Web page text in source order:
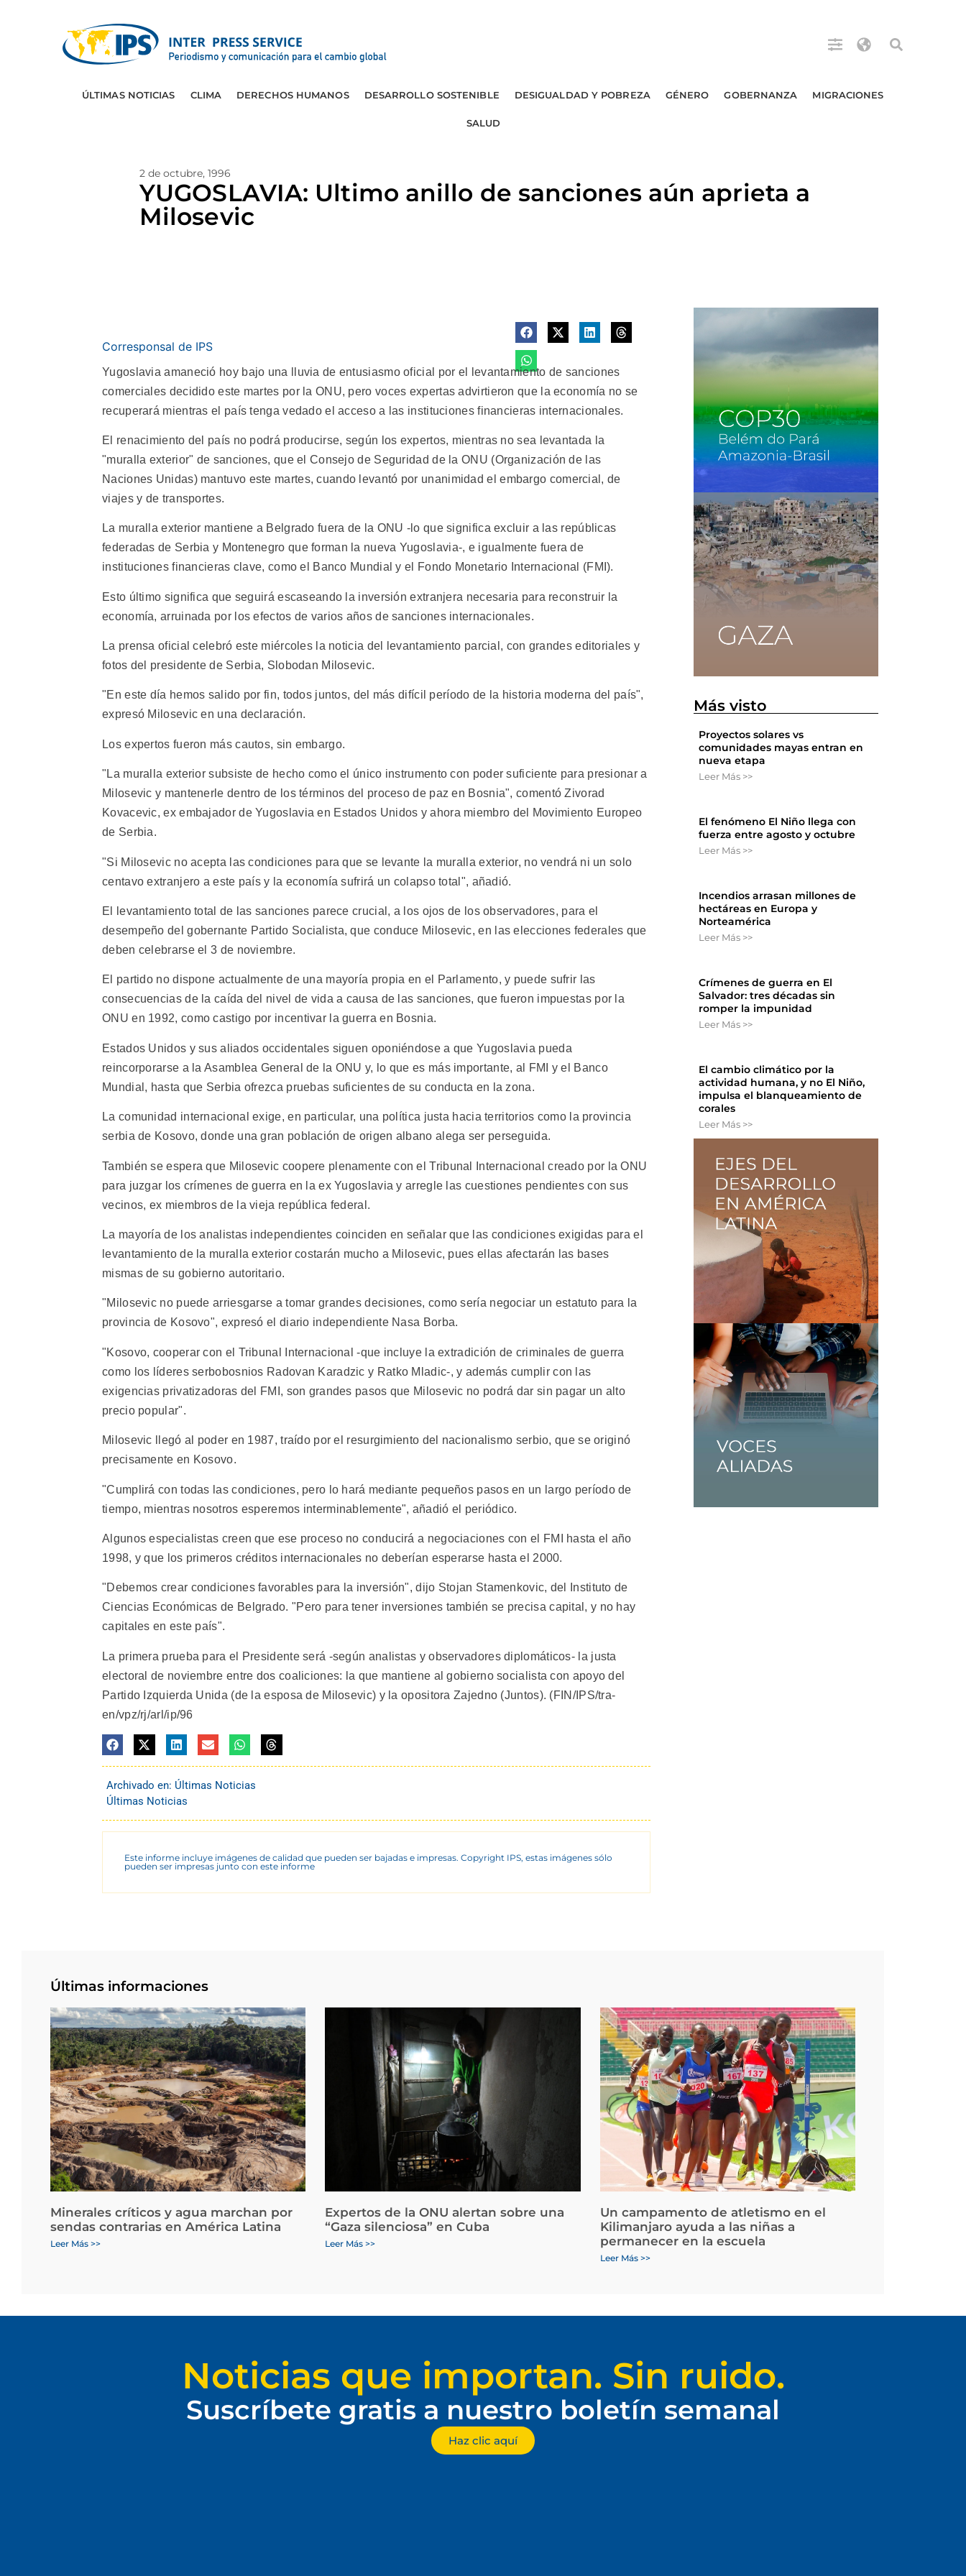
ÚLTIMAS NOTICIAS CLIMA DERECHOS HUMANOS DESARROLLO SOSTENIBLE DESIGUALDAD Y POBREZA GÉNERO GOBERNANZA MIGRACIONES
SALUD
2 de octubre, 1996
YUGOSLAVIA: Ultimo anillo de sanciones aún aprieta a
Milosevic
Corresponsal de IPS
Yugoslavia amaneció hoy bajo una lluvia de entusiasmo oficial por el levantamiento de sanciones
comerciales decidido este martes por la ONU, pero voces expertas advirtieron que la economía no se
recuperará mientras el país tenga vedado el acceso a las instituciones financieras internacionales.
El renacimiento del país no podrá producirse, según los expertos, mientras no sea levantada la
"muralla exterior" de sanciones, que el Consejo de Seguridad de la ONU (Organización de las
Naciones Unidas) mantuvo este martes, cuando levantó por unanimidad el embargo comercial, de
viajes y de transportes.
La muralla exterior mantiene a Belgrado fuera de la ONU -lo que significa excluir a las repúblicas
federadas de Serbia y Montenegro que forman la nueva Yugoslavia-, e igualmente fuera de
instituciones financieras clave, como el Banco Mundial y el Fondo Monetario Internacional (FMI).
Esto último significa que seguirá escaseando la inversión extranjera necesaria para reconstruir la
economía, arruinada por los efectos de varios años de sanciones internacionales.
La prensa oficial celebró este miércoles la noticia del levantamiento parcial, con grandes editoriales y
fotos del presidente de Serbia, Slobodan Milosevic.
"En este día hemos salido por fin, todos juntos, del más difícil período de la historia moderna del país",
expresó Milosevic en una declaración.
Los expertos fueron más cautos, sin embargo.
"La muralla exterior subsiste de hecho como el único instrumento con poder suficiente para presionar a
Milosevic y mantenerle dentro de los términos del proceso de paz en Bosnia", comentó Zivorad
Kovacevic, ex embajador de Yugoslavia en Estados Unidos y ahora miembro del Movimiento Europeo
de Serbia.
"Si Milosevic no acepta las condiciones para que se levante la muralla exterior, no vendrá ni un solo
centavo extranjero a este país y la economía sufrirá un colapso total", añadió.
El levantamiento total de las sanciones parece crucial, a los ojos de los observadores, para el
desempeño del gobernante Partido Socialista, que conduce Milosevic, en las elecciones federales que
deben celebrarse el 3 de noviembre.
El partido no dispone actualmente de una mayoría propia en el Parlamento, y puede sufrir las
consecuencias de la caída del nivel de vida a causa de las sanciones, que fueron impuestas por la
ONU en 1992, como castigo por incentivar la guerra en Bosnia.
Estados Unidos y sus aliados occidentales siguen oponiéndose a que Yugoslavia pueda
reincorporarse a la Asamblea General de la ONU y, lo que es más importante, al FMI y el Banco
Mundial, hasta que Serbia ofrezca pruebas suficientes de su conducta en la zona.
La comunidad internacional exige, en particular, una política justa hacia territorios como la provincia
serbia de Kosovo, donde una gran población de origen albano alega ser perseguida.
También se espera que Milosevic coopere plenamente con el Tribunal Internacional creado por la ONU
para juzgar los crímenes de guerra en la ex Yugoslavia y arregle las cuestiones pendientes con sus
vecinos, ex miembros de la vieja república federal.
La mayoría de los analistas independientes coinciden en señalar que las condiciones exigidas para el
levantamiento de la muralla exterior costarán mucho a Milosevic, pues ellas afectarán las bases
mismas de su gobierno autoritario.
"Milosevic no puede arriesgarse a tomar grandes decisiones, como sería negociar un estatuto para la
provincia de Kosovo", expresó el diario independiente Nasa Borba.
"Kosovo, cooperar con el Tribunal Internacional -que incluye la extradición de criminales de guerra
como los líderes serbobosnios Radovan Karadzic y Ratko Mladic-, y además cumplir con las
exigencias privatizadoras del FMI, son grandes pasos que Milosevic no podrá dar sin pagar un alto
precio popular".
Milosevic llegó al poder en 1987, traído por el resurgimiento del nacionalismo serbio, que se originó
precisamente en Kosovo.
"Cumplirá con todas las condiciones, pero lo hará mediante pequeños pasos en un largo período de
tiempo, mientras nosotros esperemos interminablemente", añadió el periódico.
Algunos especialistas creen que ese proceso no conducirá a negociaciones con el FMI hasta el año
1998, y que los primeros créditos internacionales no deberían esperarse hasta el 2000.
"Debemos crear condiciones favorables para la inversión", dijo Stojan Stamenkovic, del Instituto de
Ciencias Económicas de Belgrado. "Pero para tener inversiones también se precisa capital, y no hay
capitales en este país".
La primera prueba para el Presidente será -según analistas y observadores diplomáticos- la justa
electoral de noviembre entre dos coaliciones: la que mantiene al gobierno socialista con apoyo del
Partido Izquierda Unida (de la esposa de Milosevic) y la opositora Zajedno (Juntos). (FIN/IPS/tra-
en/vpz/rj/arl/ip/96
Archivado en: Últimas Noticias
Últimas Noticias
Este informe incluye imágenes de calidad que pueden ser bajadas e impresas. Copyright IPS, estas imágenes sólo
pueden ser impresas junto con este informe
Más visto
Proyectos solares vs
comunidades mayas entran en
nueva etapa
Leer Más >>
El fenómeno El Niño llega con
fuerza entre agosto y octubre
Leer Más >>
Incendios arrasan millones de
hectáreas en Europa y
Norteamérica
Leer Más >>
Crímenes de guerra en El
Salvador: tres décadas sin
romper la impunidad
Leer Más >>
El cambio climático por la
actividad humana, y no El Niño,
impulsa el blanqueamiento de
corales
Leer Más >>
Últimas informaciones
Minerales críticos y agua marchan por
sendas contrarias en América Latina
Leer Más >>
Expertos de la ONU alertan sobre una
“Gaza silenciosa” en Cuba
Leer Más >>
Un campamento de atletismo en el
Kilimanjaro ayuda a las niñas a
permanecer en la escuela
Leer Más >>
Noticias que importan. Sin ruido.
Suscríbete gratis a nuestro boletín semanal
Haz clic aquí